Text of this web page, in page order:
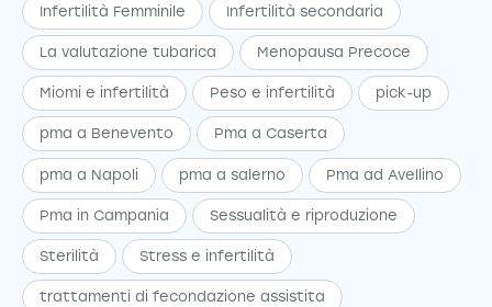
Infertilità Femminile Infertilità secondaria
La valutazione tubarica Menopausa Precoce
Miomi e infertilità Peso e infertilità pick-up
pma a Benevento Pma a Caserta
pma a Napoli pma a salerno Pma ad Avellino
Pma in Campania Sessualità e riproduzione
Sterilità Stress e infertilità
trattamenti di fecondazione assistita